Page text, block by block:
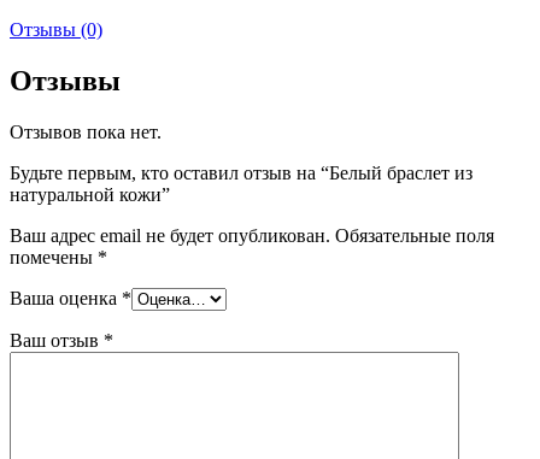
Отзывы (0)
Отзывы
Отзывов пока нет.
Будьте первым, кто оставил отзыв на “Белый браслет из
натуральной кожи”
Ваш адрес email не будет опубликован. Обязательные поля
помечены *
Ваша оценка *
Ваш отзыв *